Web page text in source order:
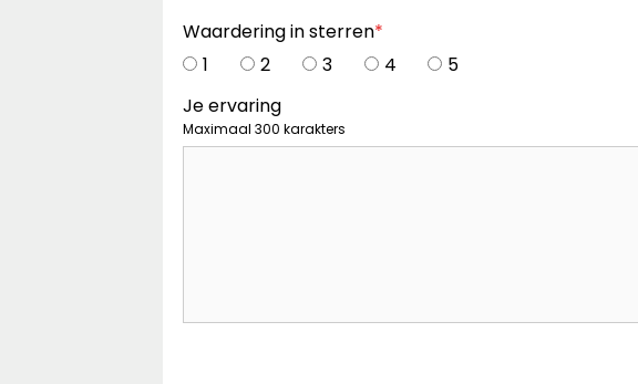
Waardering in sterren*
1
2 3 4
5
Je ervaring
Maximaal 300 karakters